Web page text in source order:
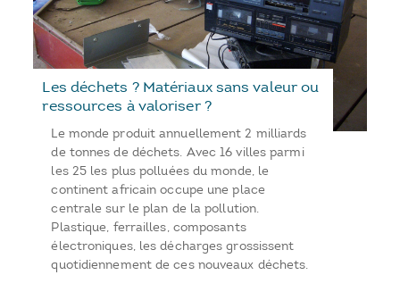
Les déchets ? Matériaux sans valeur ou
ressources à valoriser ?
Le monde produit annuellement 2 milliards
de tonnes de déchets. Avec 16 villes parmi
les 25 les plus polluées du monde, le
continent africain occupe une place
centrale sur le plan de la pollution.
Plastique, ferrailles, composants
électroniques, les décharges grossissent
quotidiennement de ces nouveaux déchets.